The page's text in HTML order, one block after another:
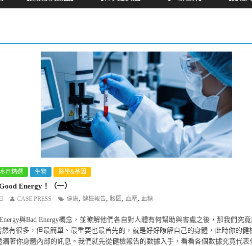
本月精選 生物 醫學&基因
Energy！（一）
CASE PRESS 健康, 健檢報告, 腰圍 , 血壓, 血糖
與Bad Energy概念，並瞭解他們各自對人體有何幫助與害處之後，那我們究
然有很多，但最簡單、最重要也最首先的，就是好好瞭解自己的身體，此時你的健
漏著你身體內部的訊息。我們就先從健檢報告的數據入手，看看各個數據究竟代